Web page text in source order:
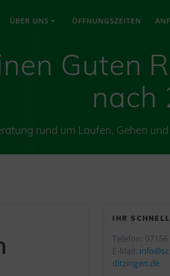
ÜBER UNS ÖFFNUNGSZEITEN
Guten
nach
rund um Laufen, Gehen
IHR
Telefon:
E-Mail:
ditzingen.de